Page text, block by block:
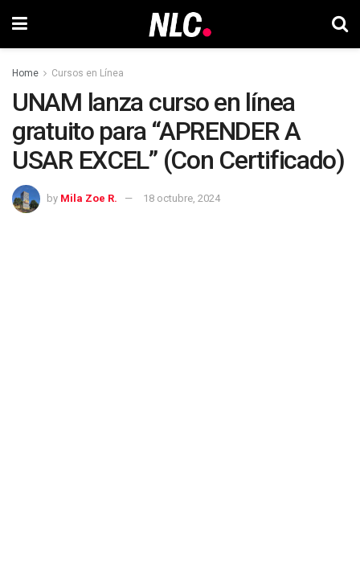
Home Cursos en Línea
UNAM lanza curso en línea
gratuito para “APRENDER A
USAR EXCEL” (Con Certificado)
by Mila Zoe R. 18 octubre, 2024